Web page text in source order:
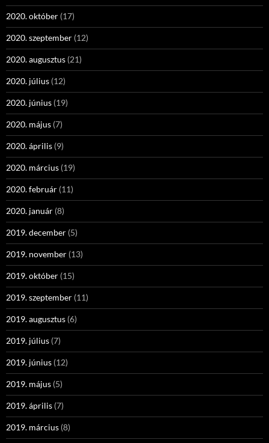
2020. október (17)
2020. szeptember (12)
2020. augusztus (21)
2020. július (12)
2020. június (19)
2020. május (7)
2020. április (9)
2020. március (19)
2020. február (11)
2020. január (8)
2019. december (5)
2019. november (13)
2019. október (15)
2019. szeptember (11)
2019. augusztus (6)
2019. július (7)
2019. június (12)
2019. május (5)
2019. április (7)
2019. március (8)